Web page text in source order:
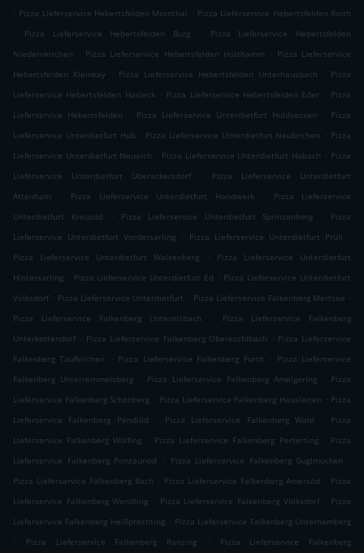
. Pizza Lieferservice Hebertsfelden Mornthal . Pizza Lieferservice Hebertsfelden Roith
.
Pizza Lieferservice Hebertsfelden Burg .
Pizza Lieferservice Hebertsfelden
Niedernkirchen
. Pizza Lieferservice Hebertsfelden Holzhamm . Pizza Lieferservice
Hebertsfelden Kleinkay
. Pizza Lieferservice Hebertsfelden Unterhausbach . Pizza
Lieferservice Hebertsfelden Hasleck . Pizza Lieferservice Hebertsfelden Eder . Pizza
Lieferservice Hebertsfelden
. Pizza Lieferservice Unterdietfurt Huldsessen . Pizza
Lieferservice Unterdietfurt Hub . Pizza Lieferservice Unterdietfurt Neukirchen . Pizza
Lieferservice Unterdietfurt Neuaich . Pizza Lieferservice Unterdietfurt Habach . Pizza
Lieferservice Unterdietfurt Überackersdorf
.
Pizza Lieferservice Unterdietfurt
Attenham
. Pizza Lieferservice Unterdietfurt Handwerk .
Pizza Lieferservice
Unterdietfurt Kreuzöd
. Pizza Lieferservice Unterdietfurt Sprinzenberg .
Pizza
Lieferservice Unterdietfurt Vordersarling
. Pizza Lieferservice Unterdietfurt Prüll
.
Pizza Lieferservice Unterdietfurt Waisenberg
.
Pizza Lieferservice Unterdietfurt
Hintersarling . Pizza Lieferservice Unterdietfurt Ed . Pizza Lieferservice Unterdietfurt
Volksdorf . Pizza Lieferservice Unterdietfurt . Pizza Lieferservice Falkenberg Mertsee .
Pizza Lieferservice Falkenberg Untereisbach
.
Pizza Lieferservice Falkenberg
Unterkettendorf . Pizza Lieferservice Falkenberg Obereschlbach . Pizza Lieferservice
Falkenberg Taufkirchen
. Pizza Lieferservice Falkenberg Furth . Pizza Lieferservice
Falkenberg Unterremmelsberg
. Pizza Lieferservice Falkenberg Amelgering . Pizza
Lieferservice Falkenberg Schönberg . Pizza Lieferservice Falkenberg Hausleiten . Pizza
Lieferservice Falkenberg Pendlöd
. Pizza Lieferservice Falkenberg Wald .
Pizza
Lieferservice Falkenberg Wölfing
. Pizza Lieferservice Falkenberg Perterting . Pizza
Lieferservice Falkenberg Ponzaunöd
. Pizza Lieferservice Falkenberg Guglmucken
.
Pizza Lieferservice Falkenberg Bach . Pizza Lieferservice Falkenberg Amersöd . Pizza
Lieferservice Falkenberg Wendling . Pizza Lieferservice Falkenberg Volksdorf . Pizza
Lieferservice Falkenberg Heißprechting . Pizza Lieferservice Falkenberg Unterhamberg
.
Pizza Lieferservice Falkenberg Ranzing .
Pizza Lieferservice Falkenberg